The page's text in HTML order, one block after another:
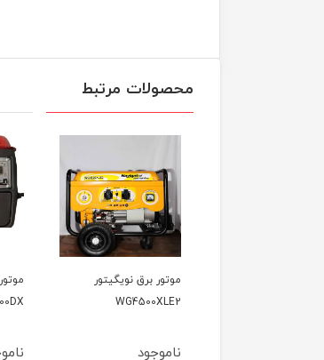
محصولات مرتبط
موتور برق المکس مدل
SH1200DX